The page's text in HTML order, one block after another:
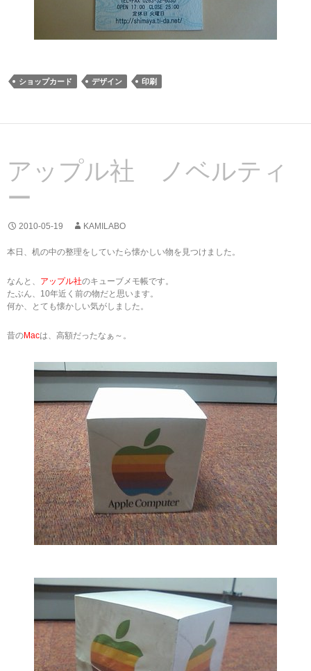
ショップカード デザイン 印刷
アップル社 ノベルティ
ー
2010-05-19 KAMILABO
本日、机の中の整理をしていたら懐かしい物を見つけました。
なんと、 アップル社のキューブメモ帳です。
たぶん、10年近く前の物だと思います。
何か、とても懐かしい気がしました。
昔のMacは、高額だったなぁ～。